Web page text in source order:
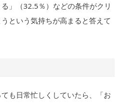
」（32.5％）などの条件がクリ
という気持ちが高まると答えて
も日常忙しくしていたら、「お